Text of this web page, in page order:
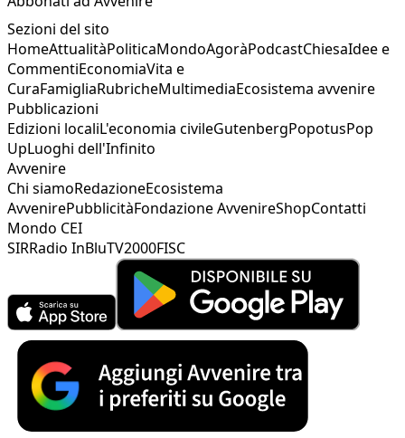
Sezioni del sito
HomeAttualitàPoliticaMondoAgoràPodcastChiesaIdee e
CommentiEconomiaVita e
CuraFamigliaRubricheMultimediaEcosistema avvenire
Pubblicazioni
Edizioni localiL'economia civileGutenbergPopotusPop
UpLuoghi dell'Infinito
Avvenire
Chi siamoRedazioneEcosistema
AvvenirePubblicitàFondazione AvvenireShopContatti
Mondo CEI
SIRRadio InBluTV2000FISC